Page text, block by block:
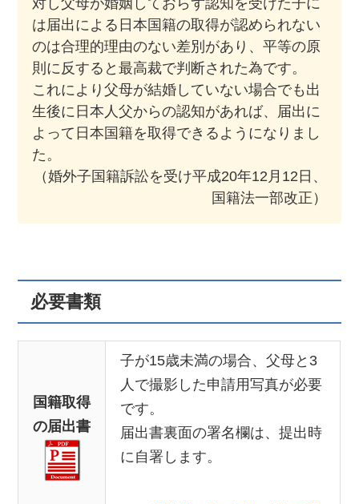
は届出による日本国籍の取得が認められない
のは合理的理由のない差別があり、平等の原
則に反すると最高裁で判断された為です。
これにより父母が結婚していない場合でも出
生後に日本人父からの認知があれば、届出に
よって日本国籍を取得できるようになりまし
た。
（婚外子国籍訴訟を受け平成20年12月12日、
国籍法一部改正）
必要書類
国籍取得
の届出書
子が15歳未満の場合、父母と3
人で撮影した申請用写真が必要
です。
届出書裏面の署名欄は、提出時
に自署します。